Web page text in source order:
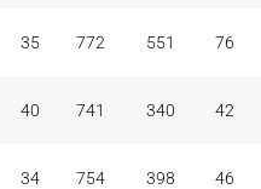
35 772 551 76
40 741 340 42
34 754 398 46